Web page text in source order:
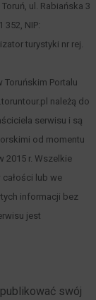
ul. Rabiańska 3
352, NIP:
turystyki nr rej.
Toruńskim Portalu
należą do
serwisu i są
od momentu
2015 r. Wszelkie
lub we
informacji bez
jest
swój